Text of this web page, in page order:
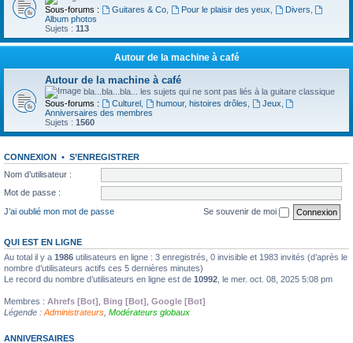
Sous-forums : Guitares & Co, Pour le plaisir des yeux Divers
Album photos
Sujets : 113
Autour de la machine à café
Autour de la machine à café
bla...bla...bla... les sujets qui ne sont pas liés à la guitare classique
Sous-forums :
Culturel, humour, histoires drôles Jeux
Anniversaires des membres
Sujets : 1560
CONNEXION • S’ENREGISTRER
Nom d’utilisateur :
Mot de passe :
J’ai oublié mon mot de passe
Se souvenir de moi
QUI EST EN LIGNE
Au total il y a 1986 utilisateurs en ligne : 3 enregistrés, 0 invisible et 1983 invités (d’après le
nombre d’utilisateurs actifs ces 5 dernières minutes)
Le record du nombre d’utilisateurs en ligne est de 10992 , le mer. oct. 08, 2025 5:08 pm
Membres : Ahrefs [Bot] Bing [Bot] Google [Bot]
Légende : Administrateurs Modérateurs globaux
ANNIVERSAIRES